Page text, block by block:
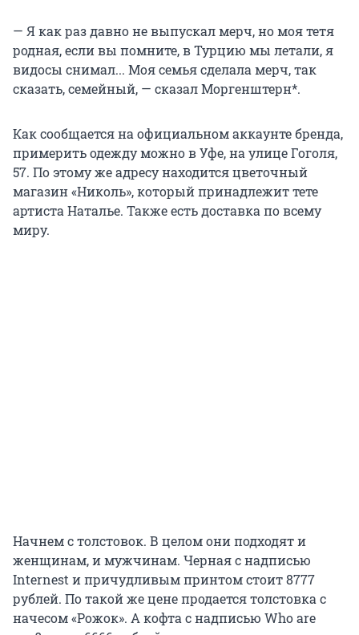
— Я как раз давно не выпускал мерч, но моя тетя
родная, если вы помните, в Турцию мы летали, я
видосы снимал... Моя семья сделала мерч, так
сказать, семейный, — сказал Моргенштерн*.
Как сообщается на официальном аккаунте бренда,
примерить одежду можно в Уфе, на улице Гоголя,
57. По этому же адресу находится цветочный
магазин «Николь», который принадлежит тете
артиста Наталье. Также есть доставка по всему
миру.
Начнем с толстовок. В целом они подходят и
женщинам, и мужчинам. Черная с надписью
Internest и причудливым принтом стоит 8777
рублей. По такой же цене продается толстовка с
начесом «Рожок». А кофта с надписью Who are